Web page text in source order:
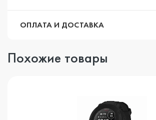
ОПЛАТА И ДОСТАВКА
Похожие товары